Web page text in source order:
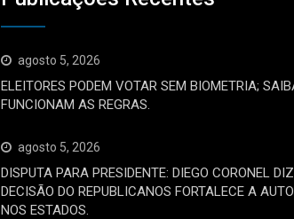
agosto 5, 2026
ELEITORES PODEM VOTAR SEM BIOMETRIA;
FUNCIONAM AS REGRAS.
agosto 5, 2026
DISPUTA PARA PRESIDENTE: DIEGO CORONEL
DECISÃO DO REPUBLICANOS FORTALECE A
NOS ESTADOS.